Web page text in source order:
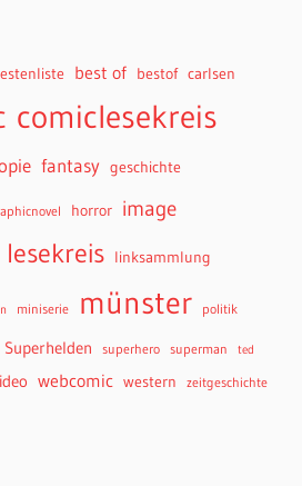
best of bestof carlsen
comiclesekreis
fantasy geschichte
horror image
lesekreis linksammlung
miniserie münster politik
Superhelden superhero superman ted
webcomic western zeitgeschichte